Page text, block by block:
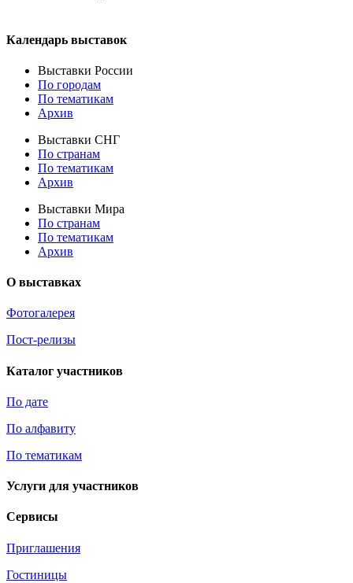
Календарь выставок
Выставки России
По городам
По тематикам
Архив
Выставки СНГ
По странам
По тематикам
Архив
Выставки Мира
По странам
По тематикам
Архив
О выставках
Фотогалерея
Пост-релизы
Каталог участников
По дате
По алфавиту
По тематикам
Услуги для участников
Сервисы
Приглашения
Гостиницы